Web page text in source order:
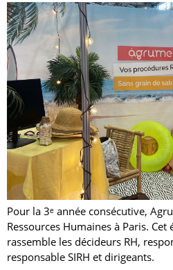
Pour la 3ᵉ année consécutive,
Ressources Humaines à Paris.
rassemble les décideurs RH,
responsable SIRH et dirigeants.